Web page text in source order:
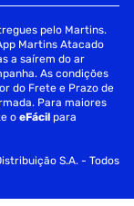
pelo Martins.
Martins Atacado
a saírem do ar
As condições
do Frete e Prazo de
Para maiores
oeFácil para
S.A. - Todos